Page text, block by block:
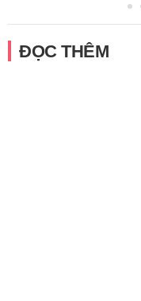
ĐỌC THÊM